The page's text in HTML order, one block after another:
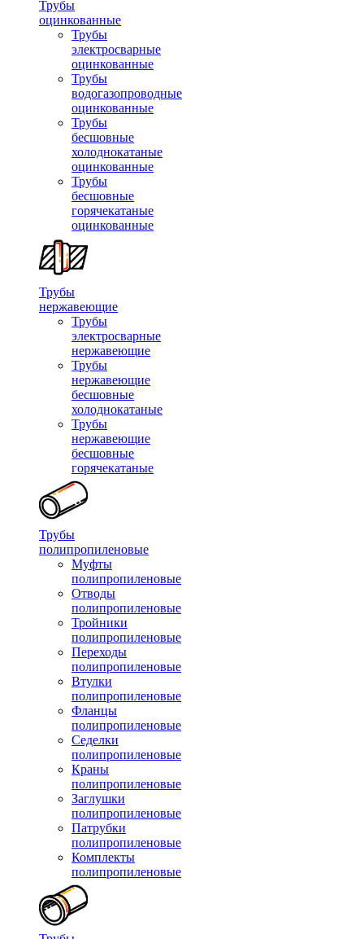
Трубы
оцинкованные
Трубы
электросварные
оцинкованные
Трубы
водогазопроводные
оцинкованные
Трубы
бесшовные
холоднокатаные
оцинкованные
Трубы
бесшовные
горячекатаные
оцинкованные
Трубы
нержавеющие
Трубы
электросварные
нержавеющие
Трубы
нержавеющие
бесшовные
холоднокатаные
Трубы
нержавеющие
бесшовные
горячекатаные
Трубы
полипропиленовые
Муфты
полипропиленовые
Отводы
полипропиленовые
Тройники
полипропиленовые
Переходы
полипропиленовые
Втулки
полипропиленовые
Фланцы
полипропиленовые
Седелки
полипропиленовые
Краны
полипропиленовые
Заглушки
полипропиленовые
Патрубки
полипропиленовые
Комплекты
полипропиленовые